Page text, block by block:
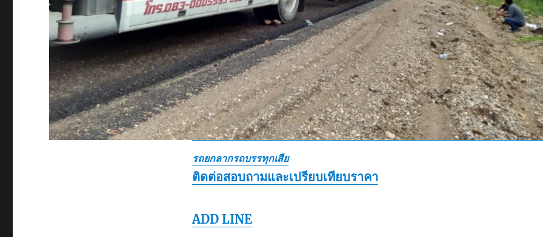
รถยกลากรถบรรทุกเสีย
ติดต่อสอบถามและเปรียบเทียบราคา
ADD LINE